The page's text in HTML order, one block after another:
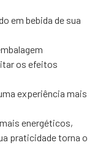
em bebida de sua
os efeitos
experiência mais
energéticos,
praticidade torna o